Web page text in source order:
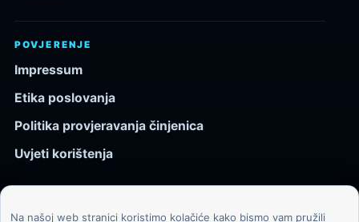
POVJERENJE
Impressum
Etika poslovanja
Politika provjeravanja činjenica
Uvjeti korištenja
Na našoj web stranici koristimo kolačiće kako bismo vam pružili